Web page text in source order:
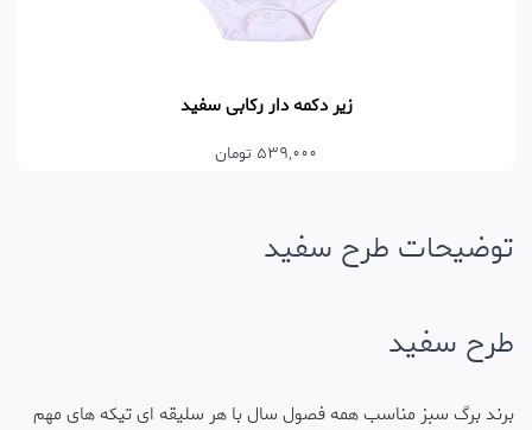
زیر دکمه دار رکابی سفید
539,000 تومان
توضیحات طرح سفید
طرح سفید
برند برگ سبز مناسب همه فصول سال با هر سلیقه ای تیکه های مهم